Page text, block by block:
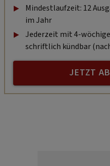
Mindestlaufzeit: 12
im Jahr
Jederzeit mit 4-
schriftlich kündbar
JETZT